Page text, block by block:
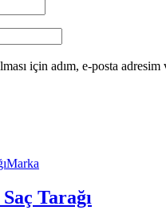
için adım, e-posta
Marka
Tarağı